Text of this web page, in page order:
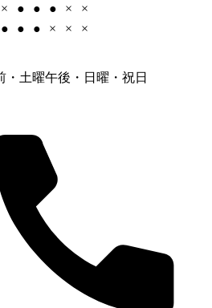
× ● ● ● ×
×
● ● ● × × ×
・土曜午後・日曜・祝日